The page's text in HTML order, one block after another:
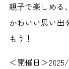
親子で楽しめる
かわいい思い出
もう！
＜開催日＞